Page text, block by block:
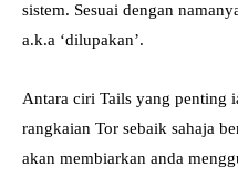
sistem. Sesuai dengan
a.k.a ‘dilupakan’.
Antara ciri Tails yang penting
rangkaian Tor sebaik sahaja
akan membiarkan anda